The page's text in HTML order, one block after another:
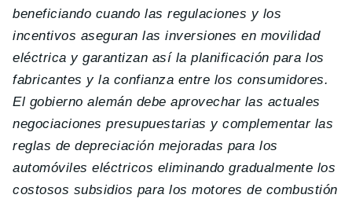
beneficiando cuando las regulaciones y los
incentivos aseguran las inversiones en movilidad
eléctrica y garantizan así la planificación para los
fabricantes y la confianza entre los consumidores.
El gobierno alemán debe aprovechar las actuales
negociaciones presupuestarias y complementar las
reglas de depreciación mejoradas para los
automóviles eléctricos eliminando gradualmente los
costosos subsidios para los motores de combustión